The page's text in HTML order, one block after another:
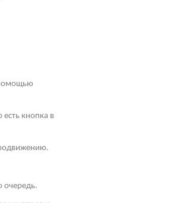
кнопка в
очередь.